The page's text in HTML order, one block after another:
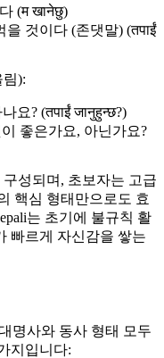
(म खानेछु)
을 것이다 (존댓말) (तपाईं
):
요? (तपाईं जानुहुन्छ?)
이 좋은가요, 아닌가요?
성되며, 초보자는 고급
핵심 형태만으로도 효
는 초기에 불규칙 활
빠르게 자신감을 쌓는
명사와 동사 형태 모두
지입니다: